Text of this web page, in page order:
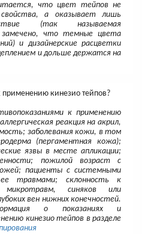
что цвет тейпов не
а оказывает лишь
(так называемая
замечено, что темные цвета
и дизайнерские расцветки
и дольше держатся на
применению кинезио тейпов?
к применению
реакция на акрил,
заболевания кожи, в том
(пергаментная кожа);
язвы в месте апликации;
пожилой возраст с
пациенты с системными
травмами; склонность к
микротравм, синяков или
вен нижних конечностей.
о показаниях и
кинезио тейпов в разделе